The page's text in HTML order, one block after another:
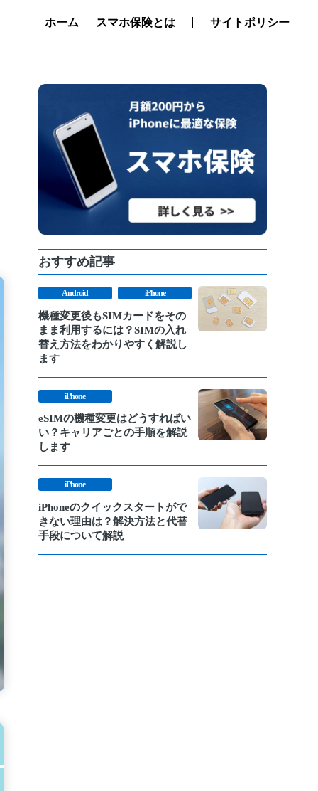
ホーム スマホ保険とは サイトポリシー
おすすめ記事
Android iPhone
機種変更後もSIMカードをその
まま利用するには？SIMの入れ
替え方法をわかりやすく解説し
ます
iPhone
eSIMの機種変更はどうすればい
い？キャリアごとの手順を解説
します
iPhone
iPhoneのクイックスタートがで
きない理由は？解決方法と代替
手段について解説